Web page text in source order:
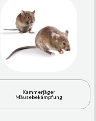
Kammerjäger
Mäusebekämpfung